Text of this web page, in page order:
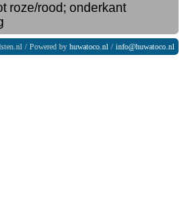
roze/rood; onderkant
/ Powered by huwatoco.nl / info@huwatoco.nl